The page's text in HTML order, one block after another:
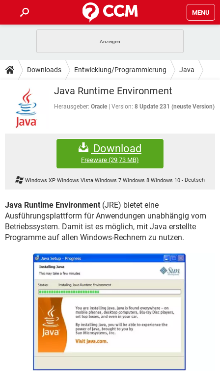
MENU
ANDROID IOS
WINDOWS 10 INSTAGRAM
WHATSAPP TIKTOK
FACEBOOK
TIPPS & TRICKS
SPIELE
ANDROID
WINDOWS 10
HARDWARE
DOWNLOADS
SPIELE STREAMING
ANDROID
INSTAGRAM
TIKTOK
FORUM
IOS
INSTAGRAM
WHATSAPP TIKTOK
STREAMING
WHATSAPP TIKTOK
FACEBOOK HARDWARE
Downloads Entwicklung/Programmierung Java
Java Runtime Environment
Herausgeber: Oracle Version: 8 Update 231 (neuste Version)
Download
Freeware (29,73 MB)
Windows XP Windows Vista Windows 7 Windows 8 Windows 10- Deutsch
Java Runtime Environment (JRE) bietet eine
Ausführungsplattform für Anwendungen unabhängig vom
Betriebssystem. Damit ist es möglich, mit Java erstellte
Programme auf allen Windows-Rechnern zu nutzen.